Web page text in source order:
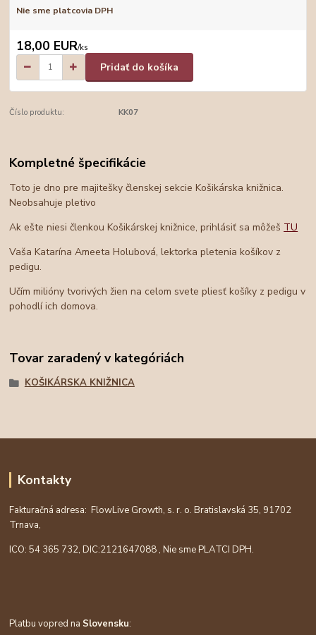
Nie sme platcovia DPH
18,00 EUR/ks
Pridať do košíka
Číslo produktu: KK07
Kompletné špecifikácie
Toto je dno pre majitešky členskej sekcie Košikárska knižnica.
Neobsahuje pletivo
Ak ešte niesi členkou Košikárskej knižnice, prihlásiť sa môžeš TU
Vaša Katarína Ameeta Holubová, lektorka pletenia košíkov z
pedigu.
Učím milióny tvorivých žien na celom svete pliesť košíky z pedigu v
pohodlí ich domova.
Tovar zaradený v kategóriách
KOŠIKÁRSKA KNIŽNICA
Kontakty
Fakturačná adresa: FlowLive Growth, s. r. o. Bratislavská 35, 91702
Trnava,
ICO: 54 365 732, DIC:2121647088 , Nie sme PLATCI DPH.
Platbu vopred na Slovensku: